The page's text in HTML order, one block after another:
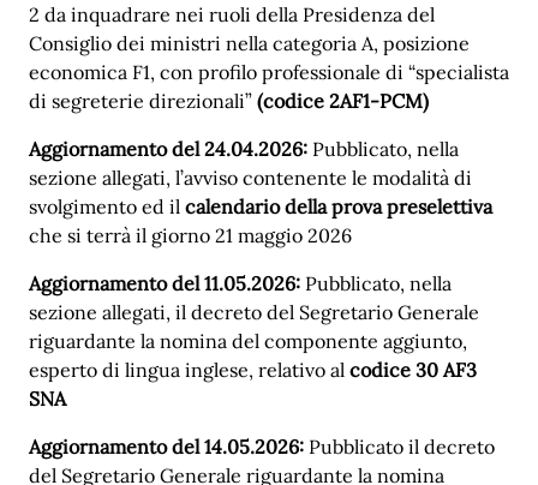
2 da inquadrare nei ruoli della Presidenza del
Consiglio dei ministri nella categoria A, posizione
economica F1, con profilo professionale di “specialista
di segreterie direzionali” (codice 2AF1-PCM)
Aggiornamento del 24.04.2026: Pubblicato, nella
sezione allegati, l’avviso contenente le modalità di
svolgimento ed il calendario della prova preselettiva
che si terrà il giorno 21 maggio 2026
Aggiornamento del 11.05.2026: Pubblicato, nella
sezione allegati, il decreto del Segretario Generale
riguardante la nomina del componente aggiunto,
esperto di lingua inglese, relativo al codice 30 AF3
SNA
Aggiornamento del 14.05.2026: Pubblicato il decreto
del Segretario Generale riguardante la nomina